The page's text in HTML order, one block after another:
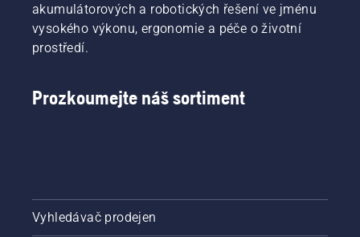
akumulátorových a robotických řešení ve jménu
vysokého výkonu, ergonomie a péče o životní
prostředí.
Prozkoumejte náš sortiment
Vyhledávač prodejen